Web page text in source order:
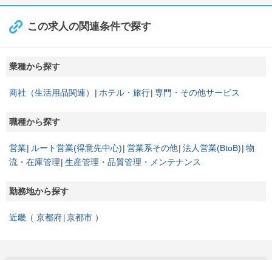
この求人の関連条件で探す
業種から探す
商社（生活用品関連） ホテル・旅行 専門・その他サービス
職種から探す
営業 ルート営業(得意先中心) 営業系その他 法人営業(BtoB) 物
流・在庫管理 生産管理・品質管理・メンテナンス
勤務地から探す
近畿 京都府 京都市